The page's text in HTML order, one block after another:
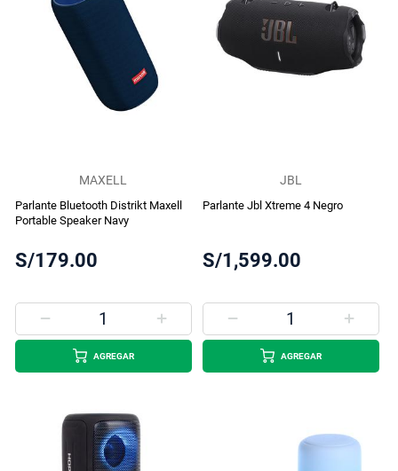
MAXELL
Parlante Bluetooth Distrikt Maxell
Portable Speaker Navy
S/179.00
AGREGAR
JBL
Parlante Jbl Xtreme 4 Negro
S/1,599.00
AGREGAR